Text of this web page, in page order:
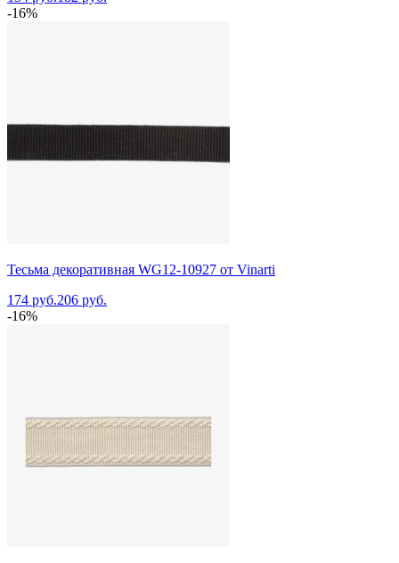
-16%
Тесьма декоративная WG12-10927 от Vinarti
174 руб.206 руб.
-16%